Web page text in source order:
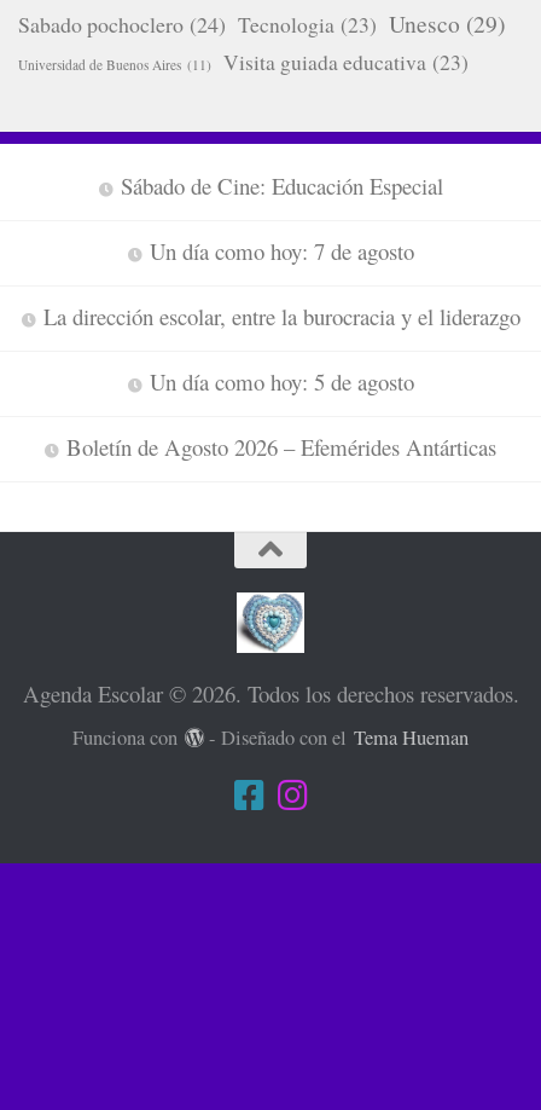
Sabado pochoclero (24) Tecnologia (23) Unesco (29)
Universidad de Buenos Aires (11) Visita guiada educativa (23)
Sábado de Cine: Educación Especial
Un día como hoy: 7 de agosto
La dirección escolar, entre la burocracia y el liderazgo
Un día como hoy: 5 de agosto
Boletín de Agosto 2026 – Efemérides Antárticas
Agenda Escolar © 2026. Todos los derechos reservados.
Funciona con - Diseñado con elTema Hueman